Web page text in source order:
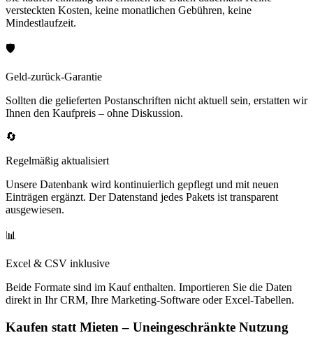
versteckten Kosten, keine monatlichen Gebühren, keine
Mindestlaufzeit.
🛡️
Geld-zurück-Garantie
Sollten die gelieferten Postanschriften nicht aktuell sein, erstatten wir
Ihnen den Kaufpreis – ohne Diskussion.
🔄
Regelmäßig aktualisiert
Unsere Datenbank wird kontinuierlich gepflegt und mit neuen
Einträgen ergänzt. Der Datenstand jedes Pakets ist transparent
ausgewiesen.
📊
Excel & CSV inklusive
Beide Formate sind im Kauf enthalten. Importieren Sie die Daten
direkt in Ihr CRM, Ihre Marketing-Software oder Excel-Tabellen.
Kaufen statt Mieten – Uneingeschränkte Nutzung